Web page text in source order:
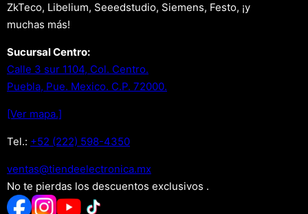
ZkTeco, Libelium, Seeedstudio, Siemens, Festo, ¡y
muchas más!
Sucursal Centro:
Calle 3 sur 1104, Col. Centro.
Puebla, Pue. Mexico. C.P. 72000.
[Ver mapa.]
Tel.: +52 (222) 598-4350
xm.acinortceleedneit@satnev
No te pierdas los descuentos exclusivos .